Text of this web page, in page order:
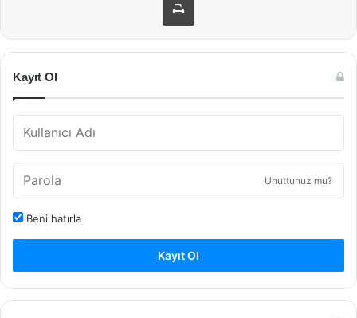
Kayıt Ol
Unuttunuz mu?
Beni hatırla
Kayıt Ol